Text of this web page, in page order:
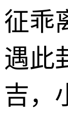
征乖
遇此
吉，